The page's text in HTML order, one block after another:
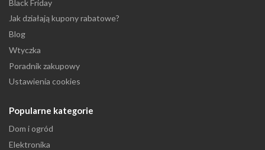
Black Friday
Jak działają kupony rabatowe?
Blog
Wtyczka
Poradnik zakupowy
Ustawienia cookies
Popularne kategorie
Dom i ogród
Elektronika